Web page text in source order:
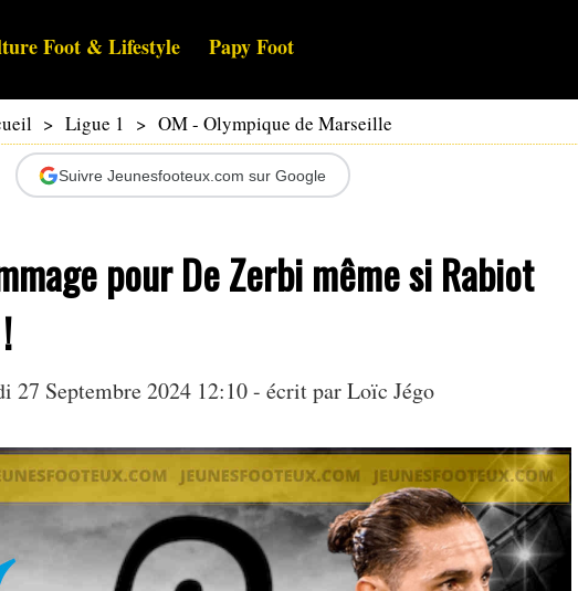
Foot & Lifestyle Papy Foot
> Ligue 1 > OM - Olympique de Marseille
Suivre Jeunesfooteux.com sur Google
pour De Zerbi même si Rabiot
27 Septembre 2024 12:10 - écrit parLoïc Jégo